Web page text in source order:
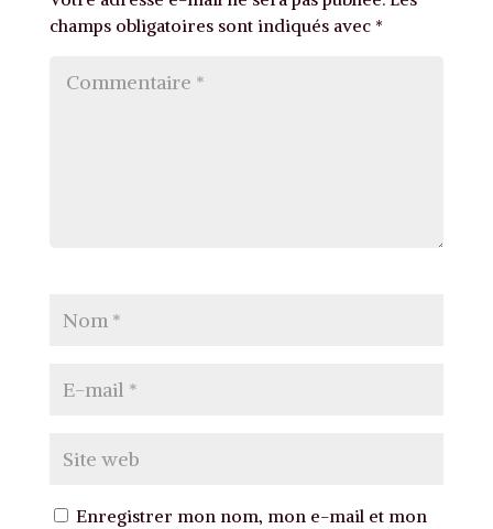
champs obligatoires sont indiqués avec *
Enregistrer mon nom, mon e-mail et mon